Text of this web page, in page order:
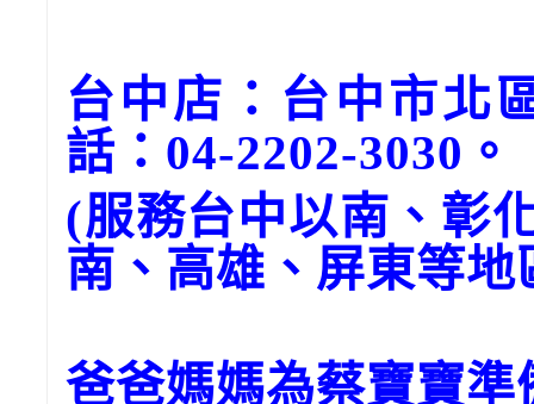
台中店：台中市北
話：04-2202-3030。
(服務台中以南、彰
南、高雄、屏東等地
爸爸媽媽為蔡寶寶